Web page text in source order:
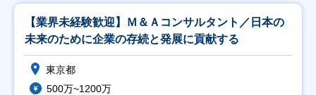
【業界未経験歓迎】Ｍ＆Ａコンサルタント／日本の
未来のために企業の存続と発展に貢献する
東京都
500万~1200万